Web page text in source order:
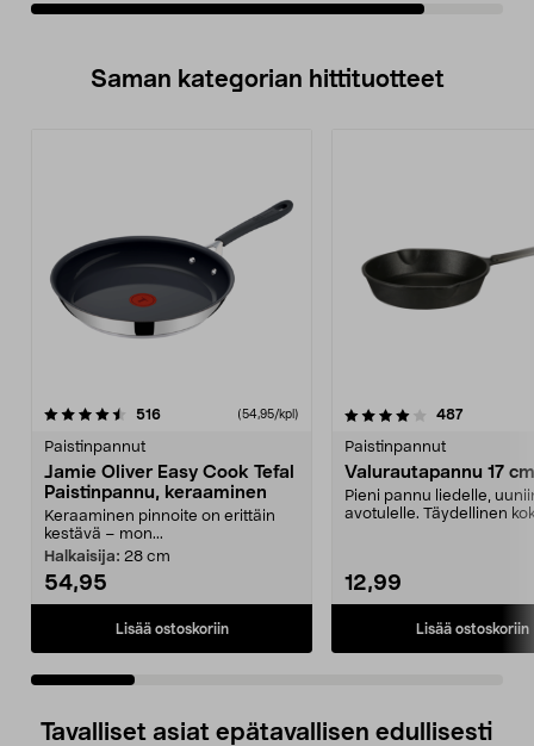
Saman kategorian hittituotteet
516arvostelut (54,95/kpl)
Paistinpannut
Jamie Oliver Easy Cook Tefal
Paistinpannu, keraaminen
Keraaminen pinnoite on erittäin
kestävä – mon...
Halkaisija: 28 cm
54,95
Lisää ostoskoriin
4.0 viidestä
487arvostelut
Paistinpannut
Valurautapannu 17 cm
Pieni pannu liedelle,
avotulelle. Täydellinen
12,99
Lisää ostoskoriin
4.5 viidestä
Tavalliset asiat epätavallisen edullisesti